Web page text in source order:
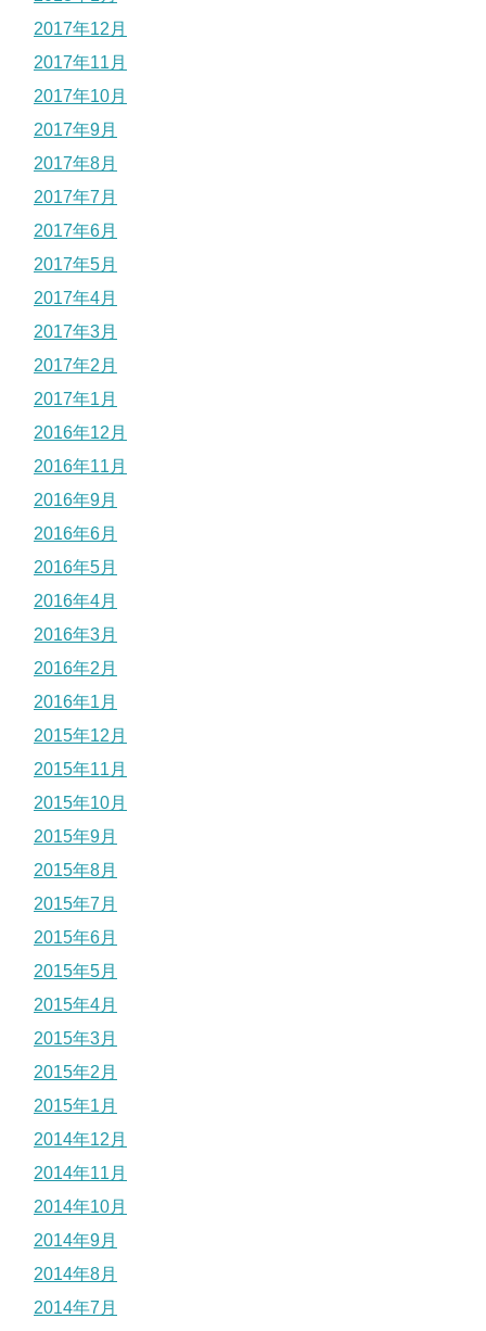
2017年12月
2017年11月
2017年10月
2017年9月
2017年8月
2017年7月
2017年6月
2017年5月
2017年4月
2017年3月
2017年2月
2017年1月
2016年12月
2016年11月
2016年9月
2016年6月
2016年5月
2016年4月
2016年3月
2016年2月
2016年1月
2015年12月
2015年11月
2015年10月
2015年9月
2015年8月
2015年7月
2015年6月
2015年5月
2015年4月
2015年3月
2015年2月
2015年1月
2014年12月
2014年11月
2014年10月
2014年9月
2014年8月
2014年7月